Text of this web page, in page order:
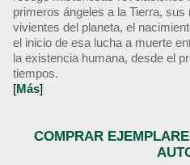
primeros ángeles a la Tierra,
vivientes del planeta, el
el inicio de esa lucha a muerte
la existencia humana, desde el
tiempos.
[Más]
COMPRAR